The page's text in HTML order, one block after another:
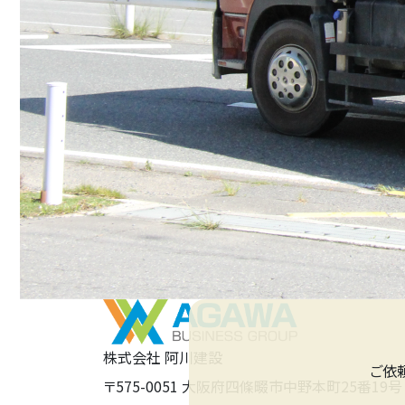
ご依
株式会社 阿川建設
〒575-0051 大阪府四條畷市中野本町25番19号